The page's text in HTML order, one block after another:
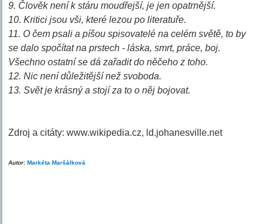
9. Člověk není k stáru moudřejší, je jen opatrnější.
10. Kritici jsou vši, které lezou po literatuře.
11. O čem psali a píšou spisovatelé na celém světě, to by
se dalo spočítat na prstech - láska, smrt, práce, boj.
Všechno ostatní se dá zařadit do něčeho z toho.
12. Nic není důležitější než svoboda.
13. Svět je krásný a stojí za to o něj bojovat.
Zdroj a citáty: www.wikipedia.cz, ld.johanesville.net
Autor:Markéta Maršálková